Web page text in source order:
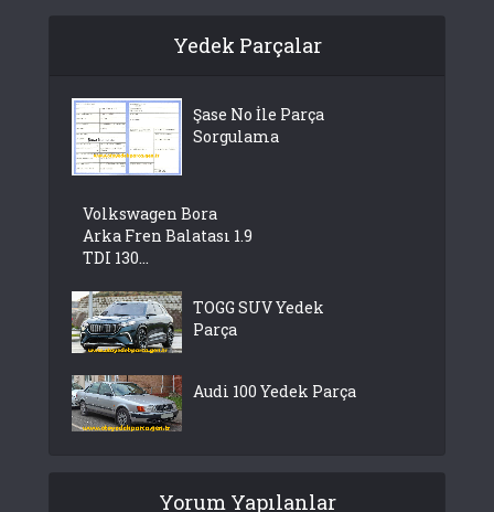
Yedek Parçalar
Şase No İle Parça
Sorgulama
Volkswagen Bora
Arka Fren Balatası 1.9
TDI 130...
TOGG SUV Yedek
Parça
Audi 100 Yedek Parça
Yorum Yapılanlar